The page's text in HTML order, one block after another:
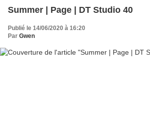
Summer | Page | DT Studio 40
Publié le 14/06/2020 à 16:20
Par Gwen